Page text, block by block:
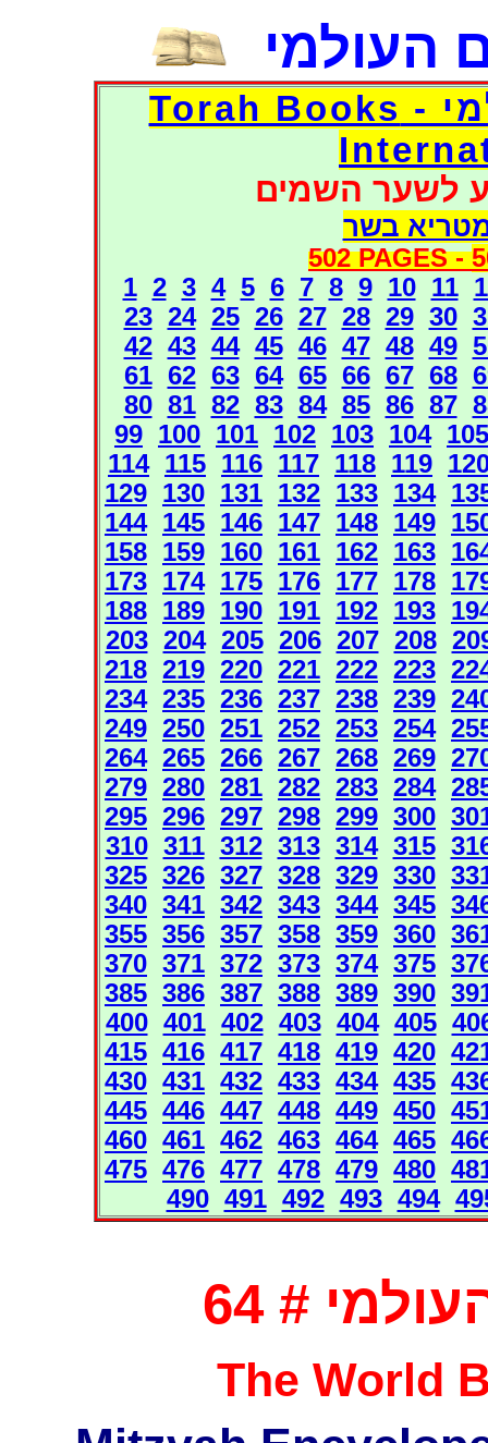
העולמי
דפי אוצר הספרים העולמי - Torah Books
לשער השמים
בשר
502 PAGES -
1 2 3 4 5 6 7 8 9 10 11
23 24 25 26 27 28 29 30
42 43 44 45 46 47 48 49
61 62 63 64 65 66 67 68
80 81 82 83 84 85 86 87
99 100 101 102 103 104 105
114 115 116 117 118 119
129 130 131 132 133 134
144 145 146 147 148 149
158 159 160 161 162 163
173 174 175 176 177 178
188 189 190 191 192 193
203 204 205 206 207 208
218 219 220 221 222 223
234 235 236 237 238 239
249 250 251 252 253 254
264 265 266 267 268 269
279 280 281 282 283 284
295 296 297 298 299 300
310 311 312 313 314 315
325 326 327 328 329 330
340 341 342 343 344 345
355 356 357 358 359 360
370 371 372 373 374 375
385 386 387 388 389 390
400 401 402 403 404 405
415 416 417 418 419 420
430 431 432 433 434 435
445 446 447 448 449 450
460 461 462 463 464 465
475 476 477 478 479 480
490 491 492 493 494
# 64
The World